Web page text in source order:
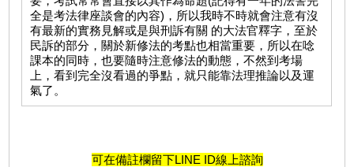
全是考法律座談會的內容)，所以我時不時就會注意有沒
有最新的實務見解或是與刑訴有關 的大法官釋字，至於
民訴的部分，關於新修法的考點也相當重要，所以在唸
課本的同時，也要隨時注意修法的動態，不然到考場
上，看到完全沒看過的爭點，就只能靠法理推論以及運
氣了。
可在備註欄留下LINE ID線上諮詢